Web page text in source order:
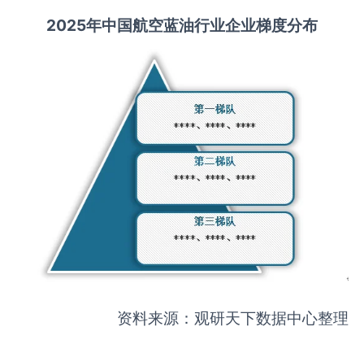
2025年中国航空蓝油行业企业梯度分布
资料来源：观研天下数据中心整理